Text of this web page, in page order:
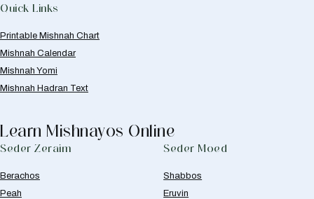
Quick Links
Printable Mishnah Chart
Mishnah Calendar
Mishnah Yomi
Mishnah Hadran Text
Learn Mishnayos Online
Seder Zeraim
Berachos
Peah
Seder Moed
Shabbos
Eruvin